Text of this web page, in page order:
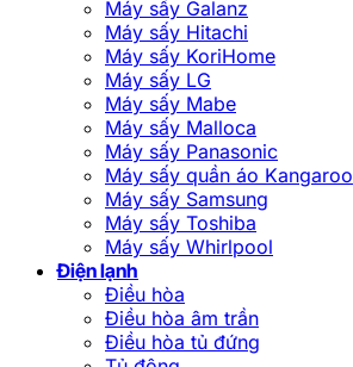
Máy sấy Galanz
Máy sấy Hitachi
Máy sấy KoriHome
Máy sấy LG
Máy sấy Mabe
Máy sấy Malloca
Máy sấy Panasonic
Máy sấy quần áo Kangaroo
Máy sấy Samsung
Máy sấy Toshiba
Máy sấy Whirlpool
Điện lạnh
Điều hòa
Điều hòa âm trần
Điều hòa tủ đứng